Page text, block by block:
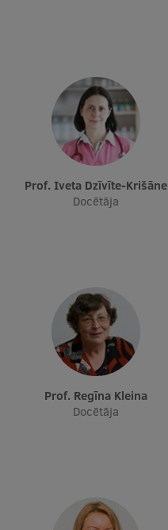
Prof. Iveta Dzīvīte-Krišāne
Docētāja
Prof. Regīna Kleina
Docētāja